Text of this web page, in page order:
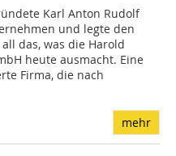
Karl Anton Rudolf
und legte den
das, was die Harold
heute ausmacht. Eine
Firma, die nach
mehr